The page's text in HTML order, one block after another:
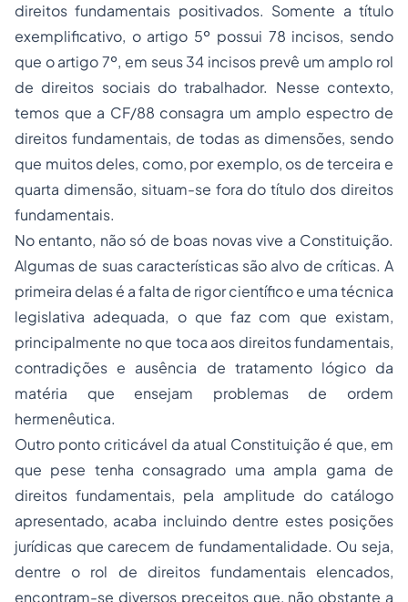
direitos fundamentais positivados. Somente a título
exemplificativo, o artigo 5º possui 78 incisos, sendo
que o artigo 7º, em seus 34 incisos prevê um amplo rol
de direitos sociais do trabalhador. Nesse contexto,
temos que a CF/88 consagra um amplo espectro de
direitos fundamentais, de todas as dimensões, sendo
que muitos deles, como, por exemplo, os de terceira e
quarta dimensão, situam-se fora do título dos direitos
fundamentais.
No entanto, não só de boas novas vive a Constituição.
Algumas de suas características são alvo de críticas. A
primeira delas é a falta de rigor científico e uma técnica
legislativa adequada, o que faz com que existam,
principalmente no que toca aos direitos fundamentais,
contradições e ausência de tratamento lógico da
matéria que ensejam problemas de ordem
hermenêutica.
Outro ponto criticável da atual Constituição é que, em
que pese tenha consagrado uma ampla gama de
direitos fundamentais, pela amplitude do catálogo
apresentado, acaba incluindo dentre estes posições
jurídicas que carecem de fundamentalidade. Ou seja,
dentre o rol de direitos fundamentais elencados,
encontram-se diversos preceitos que, não obstante a